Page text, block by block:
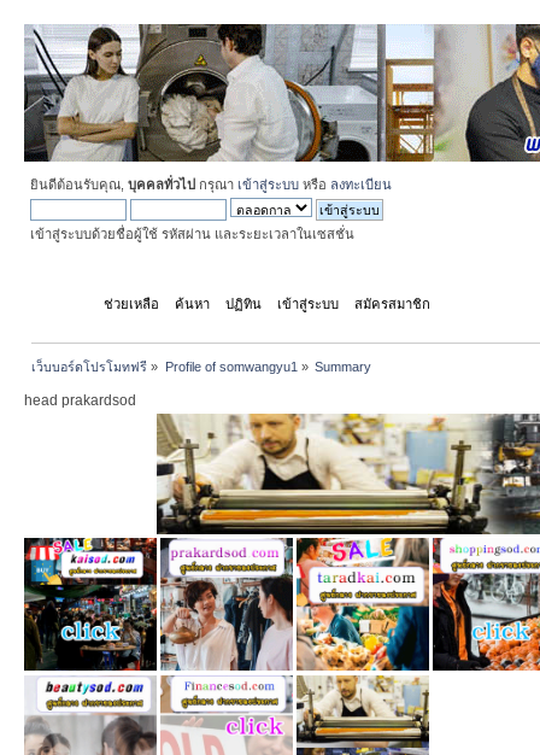
ยินดีต้อนรับคุณ, บุคคลทั่วไป กรุณา เข้าสู่ระบบ หรือ ลงทะเบียน
เข้าสู่ระบบด้วยชื่อผู้ใช้ รหัสผ่าน และระยะเวลาในเซสชั่น
ช่วยเหลือ ค้นหา ปฏิทิน เข้าสู่ระบบ สมัครสมาชิก
เว็บบอร์ดโปรโมทฟรี » Profile of somwangyu1 » Summary
head prakardsod